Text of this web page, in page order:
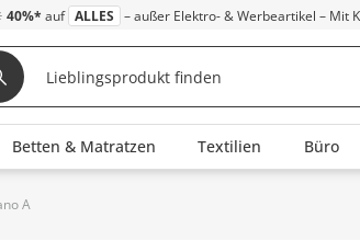
40%* auf ALLES – außer Elektro- & Werbeartikel – Mit
Betten & Matratzen Textilien Büro
A